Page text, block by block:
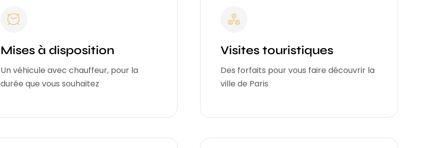
Mises à disposition
Un véhicule avec chauffeur, pour la
durée que vous souhaitez
Visites touristiques
Des forfaits pour vous faire découvrir la
ville de Paris